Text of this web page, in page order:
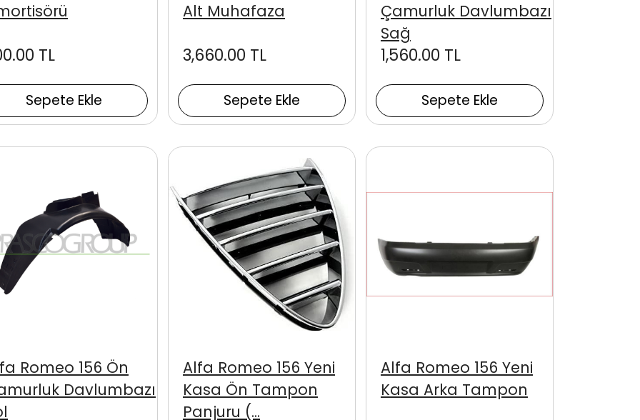
Sepete Ekle
TL
Sepete Ekle
Alt Muhafaza
3,660.00 TL
Sepete Ekle
Çamurluk Davlumbazı
Sağ
1,560.00 TL
Romeo 156 Ön
Davlumbazı
Alfa Romeo 156 Yeni
Kasa Ön Tampon
Panjuru (...
Alfa Romeo 156 Yeni
Kasa Arka Tampon